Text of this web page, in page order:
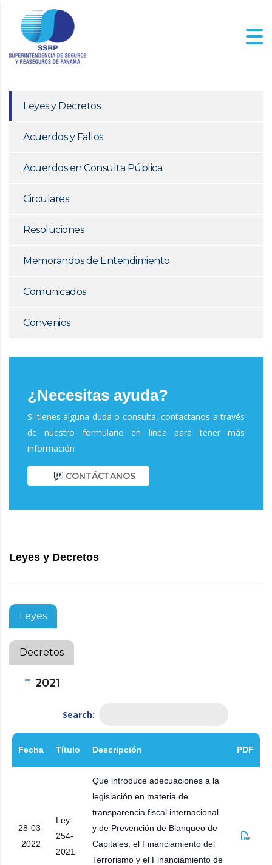
Leyes y Decretos
Acuerdos y Fallos
Acuerdos en Consulta Pública
Circulares
Resoluciones
Memorandos de Entendimiento
Comunicados
Convenios
¿Necesitas ayuda?
Si tienes alguna duda o consulta, contactanos a través
de nuestro formulario en línea para tener más
información
CONTÁCTANOS
Leyes y Decretos
Leyes
Decretos
2021
Search:
Fecha Título Descripción PDF
28-03-
2022
Ley-
254-
2021
Que introduce adecuaciones a la
legislación en materia de
transparencia fiscal internacional
y de Prevención de Blanqueo de
Capitales, el Financiamiento del
Terrorismo y el Financiamiento de